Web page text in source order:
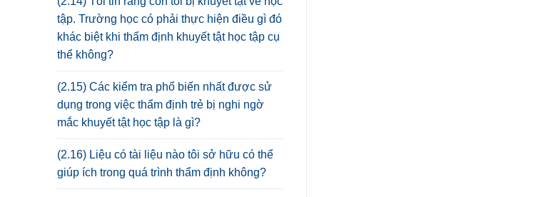
tập. Trường học có phải thực hiện điều gì đó
khác biệt khi thẩm định khuyết tật học tập cụ
thể không?
(2.15) Các kiểm tra phổ biến nhất được sử
dụng trong việc thẩm định trẻ bị nghi ngờ
mắc khuyết tật học tập là gì?
(2.16) Liệu có tài liệu nào tôi sở hữu có thể
giúp ích trong quá trình thẩm định không?